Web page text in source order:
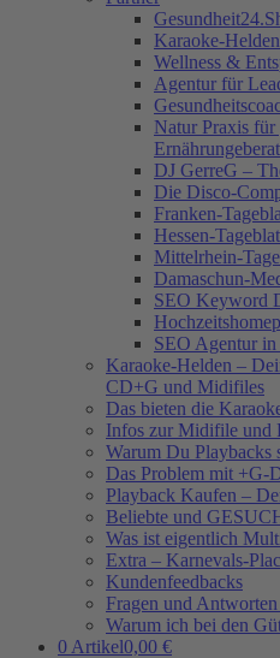
Karaoke-
Wellness &
Agentur für
Natur Praxis für
DJ GerreG –
Die Disco-
Franken-
Hessen-
Mittelrhein-
Damaschun-
SEO Keyword
SEO Agentur
Karaoke-Helden –
CD+G und Midifiles
Das bieten die
Infos zur Midifile und
Warum Du Playbacks
Das Problem mit +G-
Playback Kaufen –
Beliebte und
Was ist eigentlich
Extra – Karnevals-
Kundenfeedbacks
Fragen und
Warum ich bei den
0 Artikel0,00 €